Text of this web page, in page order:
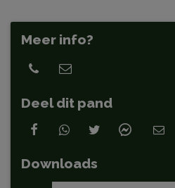
Meer info?
Deel dit pand
Downloads